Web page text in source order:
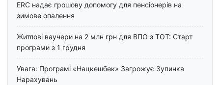
ERC надає грошову допомогу для пенсіонерів на
зимове опалення
Житлові ваучери на 2 млн грн для ВПО з ТОТ: Старт
програми з 1 грудня
Увага: Програмі «Нацкешбек» Загрожує Зупинка
Нарахувань